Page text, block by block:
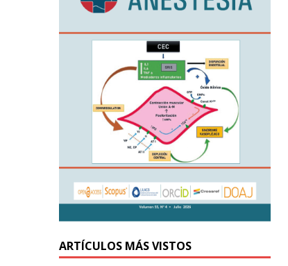
ARTÍCULOS MÁS VISTOS